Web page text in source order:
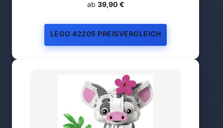
ab 39,90 €
LEGO 42205 PREISVERGLEICH